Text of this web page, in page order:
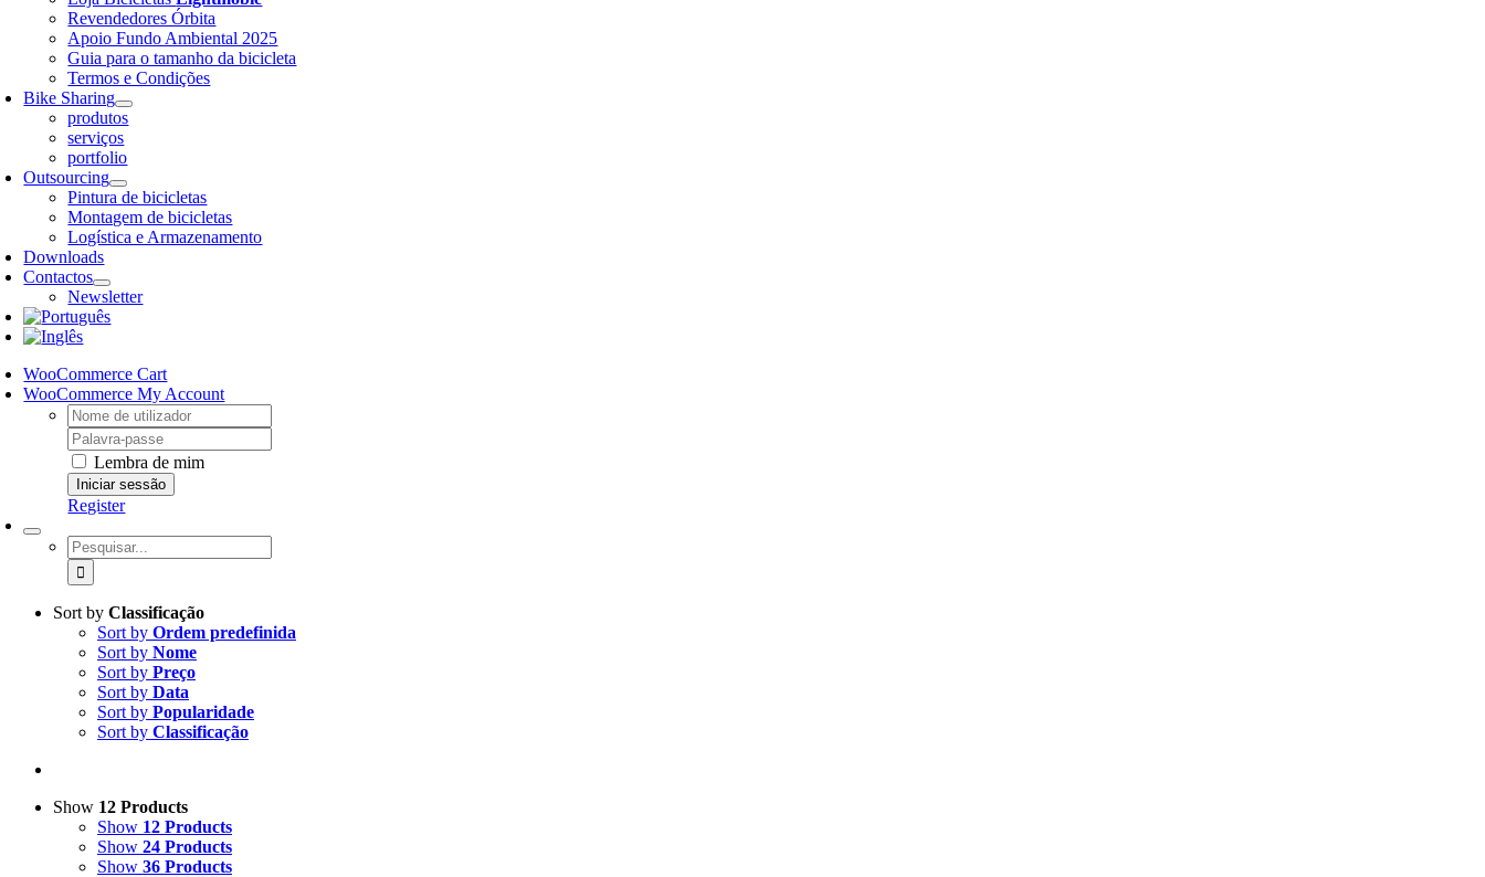
Revendedores Órbita
Apoio Fundo Ambiental 2025
Guia para o tamanho da bicicleta
Termos e Condições
Bike Sharing
produtos
serviços
portfolio
Outsourcing
Pintura de bicicletas
Montagem de bicicletas
Logística e Armazenamento
Downloads
Contactos
Newsletter
WooCommerce Cart
WooCommerce My Account
Username:
Password:
Lembra de mim
Register
Pesquisar
Sort by Classificação
Sort by Ordem predefinida
Sort by Nome
Sort by Preço
Sort by Data
Sort by Popularidade
Sort by Classificação
Show 12 Products
Show 12 Products
Show 24 Products
Show 36 Products